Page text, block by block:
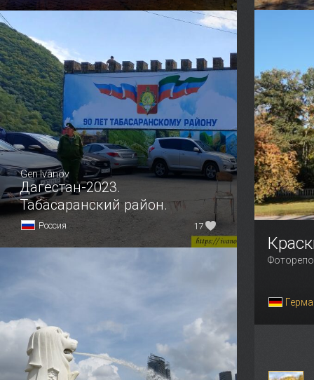
Посетите удивительные парки
развлечений, чтобы окунуться в
атмосферу волшебства и
отправиться по следам героев
любимых сказок
Gen Ivanov
Дагестан-2023.
Табасаранский район.
Россия 17